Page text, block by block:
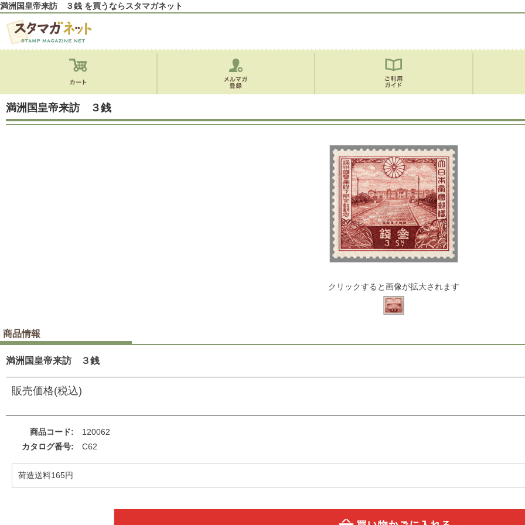
満洲国皇帝来訪 ３銭 を買うならスタマガネット
満洲国皇帝来訪 ３銭
クリックすると画像が拡大されます
商品情報
満洲国皇帝来訪 ３銭
販売価格(税込)
商品コード
120062
カタログ番号
C62
荷造送料165円